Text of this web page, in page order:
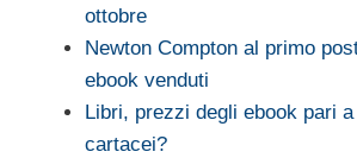
ottobre
Newton Compton al primo
ebook venduti
Libri, prezzi degli ebook pari
cartacei?